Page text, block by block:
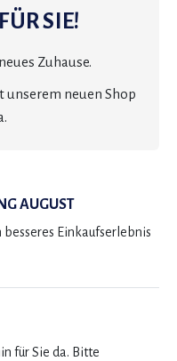
SIE!
Zuhause.
neuen Shop
AUGUST
besseres Einkaufserlebnis
für Sie da. Bitte